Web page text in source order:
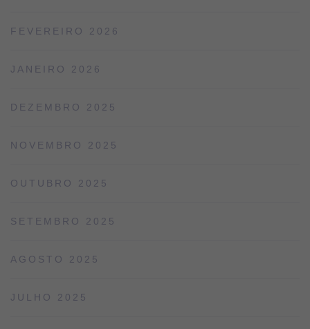
FEVEREIRO 2026
JANEIRO 2026
DEZEMBRO 2025
NOVEMBRO 2025
OUTUBRO 2025
SETEMBRO 2025
AGOSTO 2025
JULHO 2025